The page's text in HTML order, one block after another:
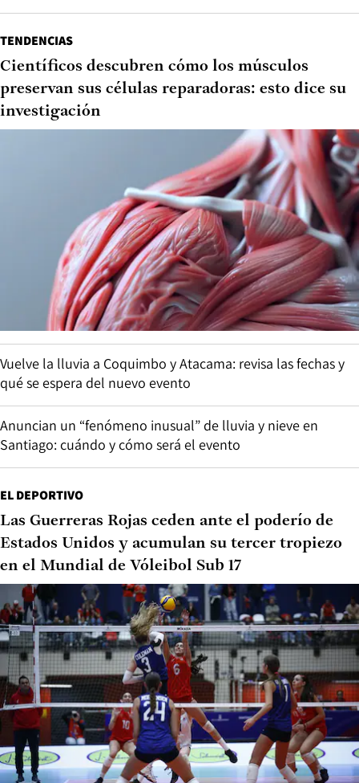
TENDENCIAS
Científicos descubren cómo los músculos
preservan sus células reparadoras: esto dice su
investigación
Vuelve la lluvia a Coquimbo y Atacama: revisa las fechas y
qué se espera del nuevo evento
Anuncian un “fenómeno inusual” de lluvia y nieve en
Santiago: cuándo y cómo será el evento
EL DEPORTIVO
Las Guerreras Rojas ceden ante el poderío de
Estados Unidos y acumulan su tercer tropiezo
en el Mundial de Vóleibol Sub 17